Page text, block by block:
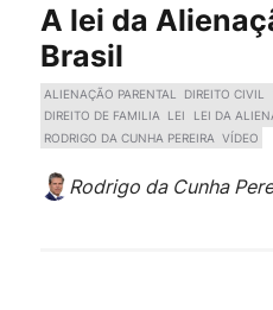
A lei da
Brasil
ALIENAÇÃO PARENTAL DIREITO CIVIL
DIREITO DE FAMILIA
LEI LEI DA
RODRIGO DA CUNHA PEREIRA VÍDEO
Rodrigo da Cunha